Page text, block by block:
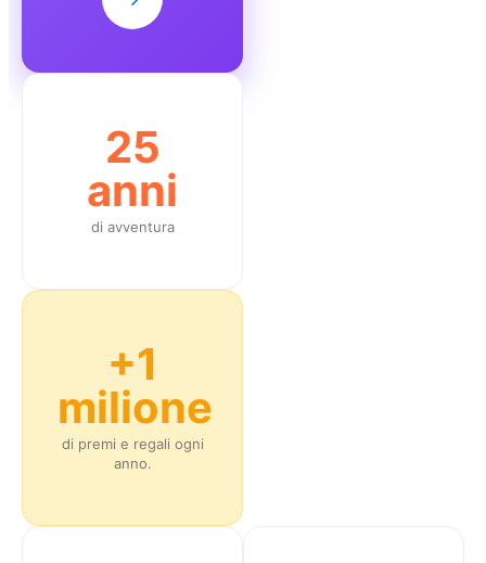
25
anni
di avventura
+1
milione
di premi e regali ogni
anno.